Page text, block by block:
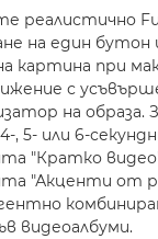
реалистично
на един
картина при
с
на образа.
, 5- или 6-
"Кратко
"Акценти от
видеоалбуми.